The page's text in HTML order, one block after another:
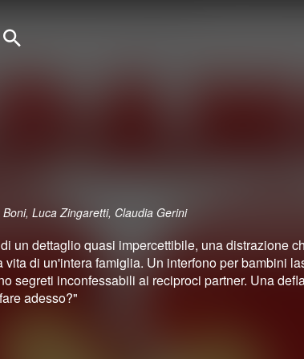
Luca Zingaretti, Claudia Gerini
un dettaglio quasi impercettibile, una distrazione
di un'intera famiglia. Un interfono per bambini
segreti inconfessabili ai reciproci partner. Una
adesso?"